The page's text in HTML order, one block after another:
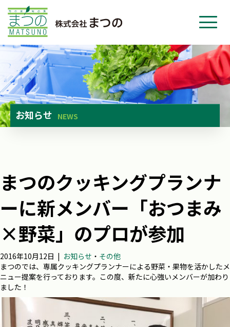
お知らせ NEWS
まつのクッキングプランナ
ーに新メンバー「おつまみ
×野菜」のプロが参加
2016年10月12日 | お知らせ ・ その他
まつのでは、専属クッキングプランナーによる野菜・果物を活かしたメ
ニュー提案を行っております。この度、新たに心強いメンバーが加わり
ました！
ホーム
事業紹介
会社紹介
お問い合わせ